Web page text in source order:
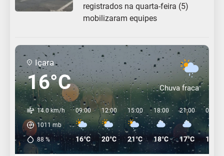
registrados na quarta-feira (5)
mobilizaram equipes
Içara
16°C Chuva fraca
14.0 km/h
1011 mb
88%
09:00
16°C
12:00
20°C
15:00
21°C
18:00
18°C
21:00
17°C
00:00
16°C